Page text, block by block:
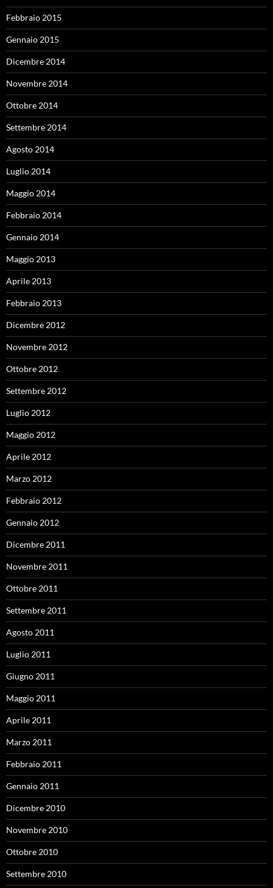
Febbraio 2015
Gennaio 2015
Dicembre 2014
Novembre 2014
Ottobre 2014
Settembre 2014
Agosto 2014
Luglio 2014
Maggio 2014
Febbraio 2014
Gennaio 2014
Maggio 2013
Aprile 2013
Febbraio 2013
Dicembre 2012
Novembre 2012
Ottobre 2012
Settembre 2012
Luglio 2012
Maggio 2012
Aprile 2012
Marzo 2012
Febbraio 2012
Gennaio 2012
Dicembre 2011
Novembre 2011
Ottobre 2011
Settembre 2011
Agosto 2011
Luglio 2011
Giugno 2011
Maggio 2011
Aprile 2011
Marzo 2011
Febbraio 2011
Gennaio 2011
Dicembre 2010
Novembre 2010
Ottobre 2010
Settembre 2010